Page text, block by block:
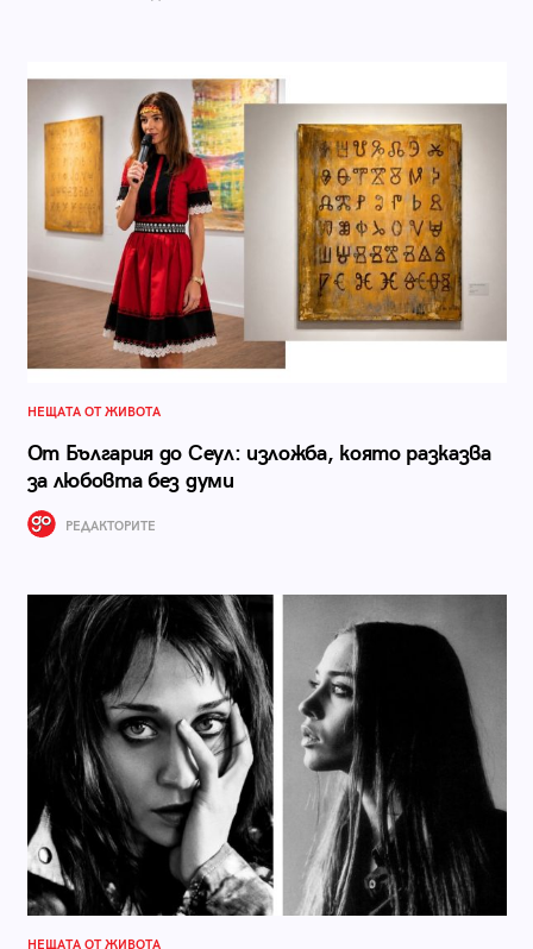
НЕЩАТА ОТ ЖИВОТА
От България до Сеул: изложба, която разказва
за любовта без думи
РЕДАКТОРИТЕ
НЕЩАТА ОТ ЖИВОТА